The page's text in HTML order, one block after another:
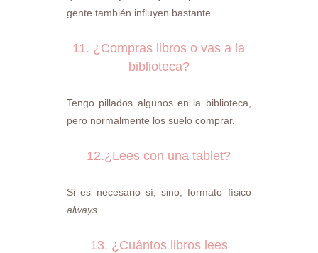
gente también influyen bastante.
11. ¿Compras libros o vas a la
biblioteca?
Tengo pillados algunos en la biblioteca,
pero normalmente los suelo comprar.
12.¿Lees con una tablet?
Si es necesario sí, sino, formato físico
always
13. ¿Cuántos libros lees